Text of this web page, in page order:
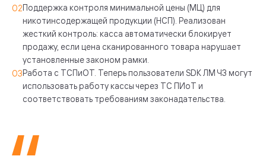
Поддержка контроля минимальной цены (МЦ) для
никотинсодержащей продукции (НСП). Реализован
жесткий контроль: касса автоматически блокирует
продажу, если цена сканированного товара нарушает
установленные законом рамки.
Работа с ТСПиОТ. Теперь пользователи SDK ЛМ ЧЗ могут
использовать работу кассы через ТС ПИоТ и
соответствовать требованиям законадательства.